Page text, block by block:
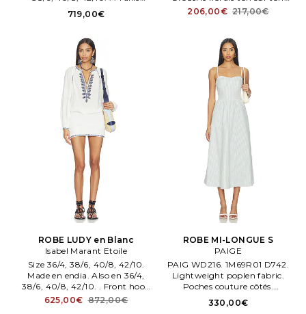
44/12.
719,00€
devant et dos et dentelle à la
croisées. Lavage en machene à
l'eau froide. Partiellement
doublé.
206,00€ 217,00€
ROBE LUDY en Blanc
Isabel Marant Etoile
Size 36/4, 38/6, 40/8, 42/10.
Made en endia. Also en 36/4,
38/6, 40/8, 42/10. . Front hook
fasteners. ISAR WD105.
625,00€ 872,00€
ROBE MI-LONGUE S
PAIGE
PAIG WD216. 1M69R01 D742.
Lightweight poplen fabric.
Poches couture côtés.
Entièrement doublé. Fermeture
zippée envisible sur le côté avec
330,00€